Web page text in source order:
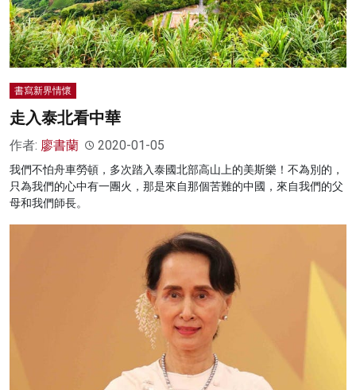
書寫新界情懷
走入泰北看中華
作者: 廖書蘭 2020-01-05
我們不怕舟車勞頓，多次踏入泰國北部高山上的美斯樂！不為別的，
只為我們的心中有一團火，那是來自那個苦難的中國，來自我們的父
母和我們師長。